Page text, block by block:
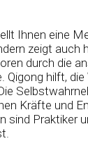
Ihnen eine
zeigt auch
durch die
hilft,
Kräfte und
Praktiker